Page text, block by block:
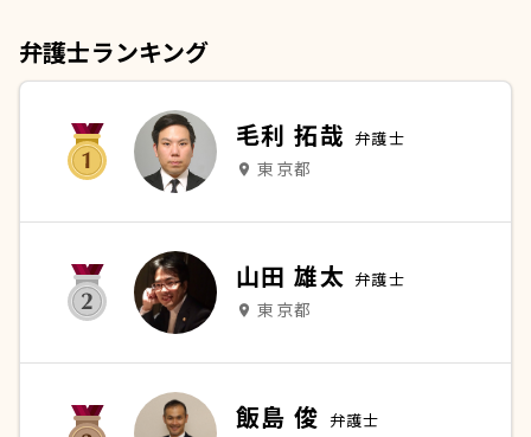
弁護士ランキング
毛利 拓哉 弁護士
place 東京都
山田 雄太 弁護士
place 東京都
飯島 俊 弁護士